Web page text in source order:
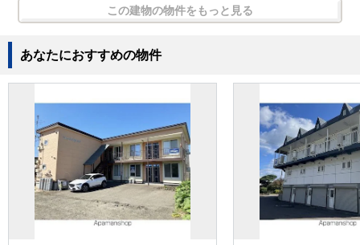
この建物の物件をもっと見る
あなたにおすすめの物件